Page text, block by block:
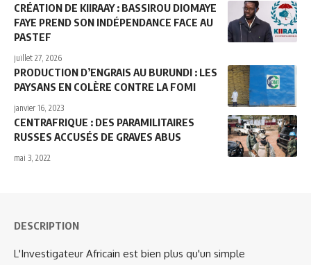
CRÉATION DE KIIRAAY : BASSIROU DIOMAYE
FAYE PREND SON INDÉPENDANCE FACE AU
PASTEF
juillet 27, 2026
PRODUCTION D’ENGRAIS AU BURUNDI : LES
PAYSANS EN COLÈRE CONTRE LA FOMI
janvier 16, 2023
CENTRAFRIQUE : DES PARAMILITAIRES
RUSSES ACCUSÉS DE GRAVES ABUS
mai 3, 2022
DESCRIPTION
L'Investigateur Africain est bien plus qu'un simple